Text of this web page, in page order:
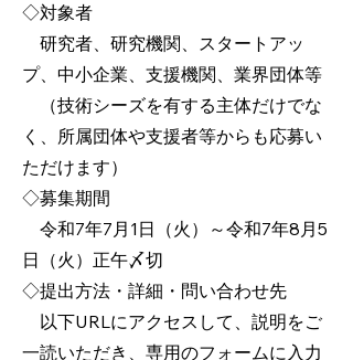
◇対象者
研究者、研究機関、スタートアッ
プ、中小企業、支援機関、業界団体等
（技術シーズを有する主体だけでな
く、所属団体や支援者等からも応募い
ただけます）
◇募集期間
令和7年7月1日（火）～令和7年8月5
日（火）正午〆切
◇提出方法・詳細・問い合わせ先
以下URLにアクセスして、説明をご
一読いただき、専用のフォームに入力